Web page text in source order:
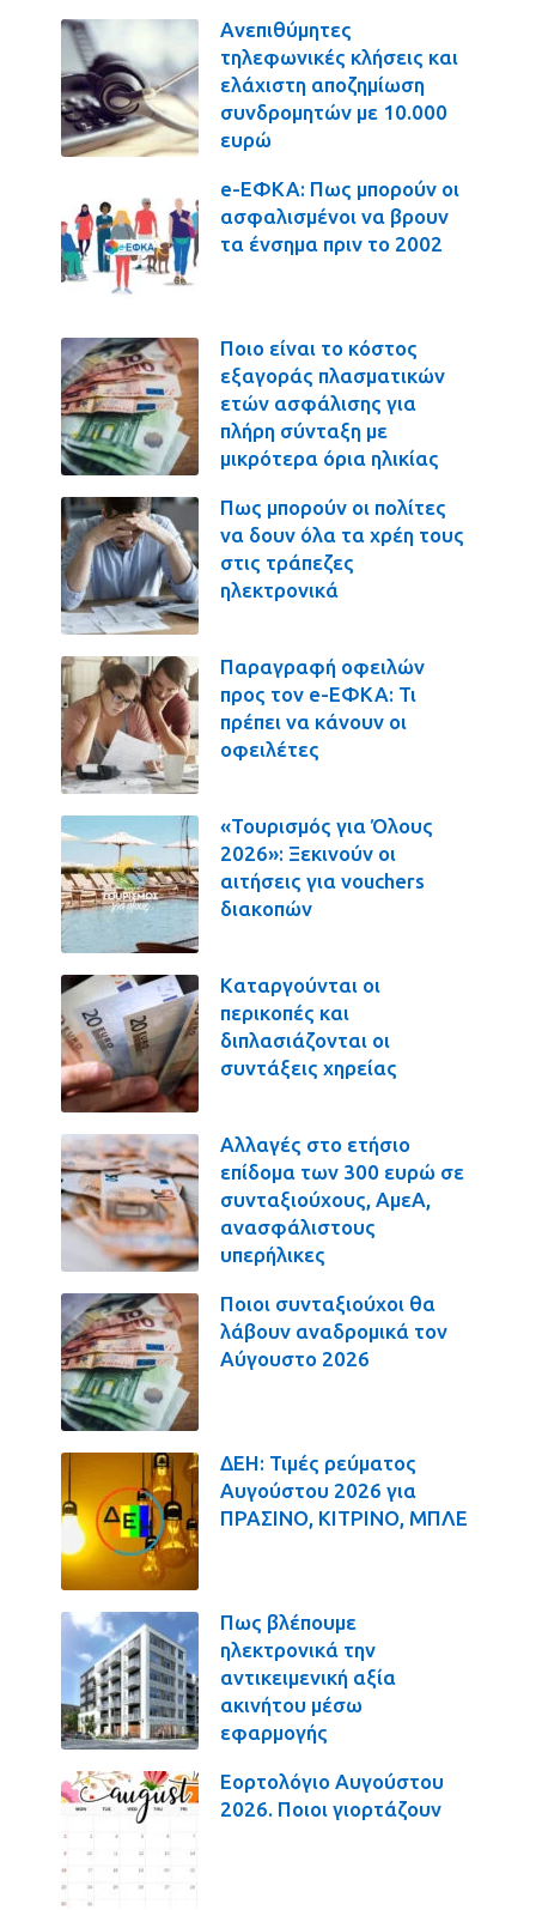
Ανεπιθύμητες
τηλεφωνικές κλήσεις και
ελάχιστη αποζημίωση
συνδρομητών με 10.000
ευρώ
e-ΕΦΚΑ: Πως μπορούν οι
ασφαλισμένοι να βρουν
τα ένσημα πριν το 2002
Ποιο είναι το κόστος
εξαγοράς πλασματικών
ετών ασφάλισης για
πλήρη σύνταξη με
μικρότερα όρια ηλικίας
Πως μπορούν οι πολίτες
να δουν όλα τα χρέη τους
στις τράπεζες
ηλεκτρονικά
Παραγραφή οφειλών
προς τον e-ΕΦΚΑ: Τι
πρέπει να κάνουν οι
οφειλέτες
«Τουρισμός για Όλους
2026»: Ξεκινούν οι
αιτήσεις για vouchers
διακοπών
Καταργούνται οι
περικοπές και
διπλασιάζονται οι
συντάξεις χηρείας
Αλλαγές στο ετήσιο
επίδομα των 300 ευρώ σε
συνταξιούχους, ΑμεΑ,
ανασφάλιστους
υπερήλικες
Ποιοι συνταξιούχοι θα
λάβουν αναδρομικά τον
Αύγουστο 2026
ΔΕΗ: Τιμές ρεύματος
Αυγούστου 2026 για
ΠΡΑΣΙΝΟ, ΚΙΤΡΙΝΟ, ΜΠΛΕ
Πως βλέπουμε
ηλεκτρονικά την
αντικειμενική αξία
ακινήτου μέσω
εφαρμογής
Εορτολόγιο Αυγούστου
2026. Ποιοι γιορτάζουν